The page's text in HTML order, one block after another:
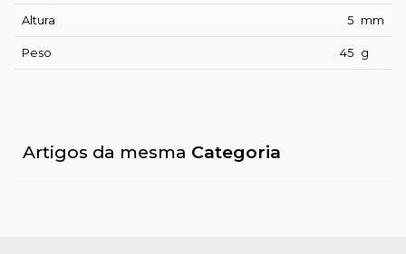
Altura 5 mm
Peso 45 g
Artigos da mesma Categoria